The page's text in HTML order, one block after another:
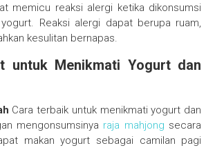
memicu reaksi alergi ketika dikonsumsi
Reaksi alergi dapat berupa ruam,
kesulitan bernapas.
untuk Menikmati Yogurt dan
Cara terbaik untuk menikmati yogurt dan
mengonsumsinya raja mahjong secara
makan yogurt sebagai camilan pagi